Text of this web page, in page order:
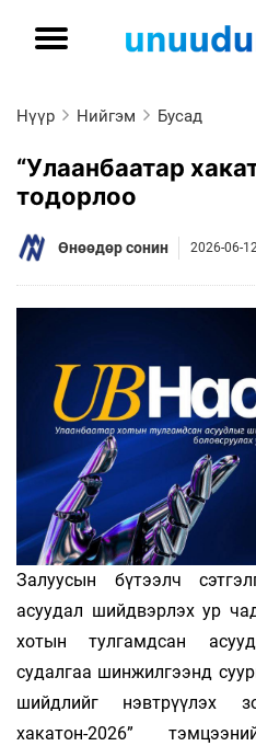
Нүүр Нийгэм Бусад
“Улаанбаатар
тодорлоо
Өнөөдөр сонин 2026-06-
Залуусын бүтээлч
асуудал шийдвэрлэх ур
хотын тулгамдсан
судалгаа шинжилгээнд
шийдлийг нэвтрүүлэх
хакатон-2026”